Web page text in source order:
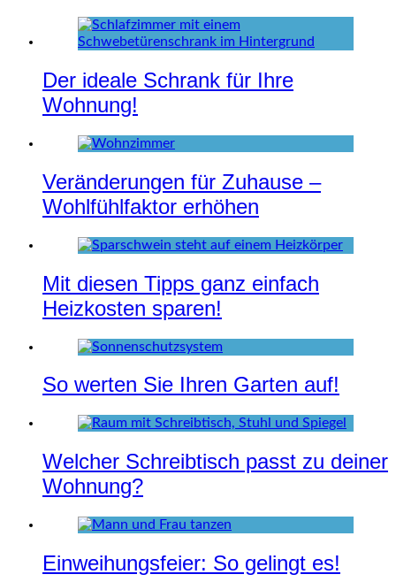
Der ideale Schrank für Ihre
Wohnung!
Veränderungen für Zuhause –
Wohlfühlfaktor erhöhen
Mit diesen Tipps ganz einfach
Heizkosten sparen!
So werten Sie Ihren Garten auf!
Welcher Schreibtisch passt zu deiner
Wohnung?
Einweihungsfeier: So gelingt es!